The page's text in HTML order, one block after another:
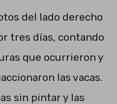
del lado derecho
tres días, contando
que ocurrieron y
las vacas.
sin pintar y las